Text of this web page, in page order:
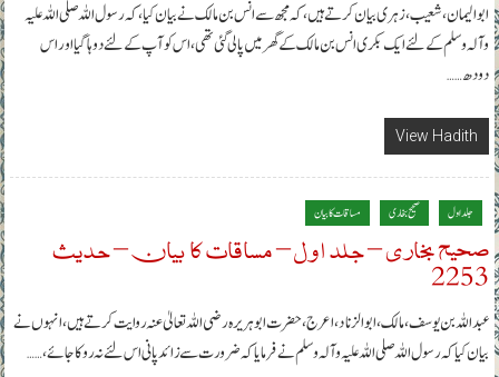
ابو الیمان، شعیب، زہری بیان کرتے ہیں، کہ مجھ سے انس بن مالک نے بیان کیا، کہ رسول اللہ صلی اللہ علیہ
وآلہ وسلم کے لئے ایک بکری انس بن مالک کے گھر میں پالی گئی تھی، اس کو آپ کے لئے دوہا گیا اور اس
دودھ……
View Hadith
جلد اول صحیح بخاری مساقات کا بیان
صحیح بخاری – جلد اول – مساقات کا بیان – حدیث
2253
عبداللہ بن یوسف، مالک، ابوالزناد، اعرج، حضرت ابوہریرہ رضی اللہ تعالیٰ عنہ روایت کرتے ہیں، انہوں نے
بیان کیا کہ رسول اللہ صلی اللہ علیہ وآلہ وسلم نے فرمایا کہ ضرورت سے زائد پانی اس لئے نہ روکا جائے،……